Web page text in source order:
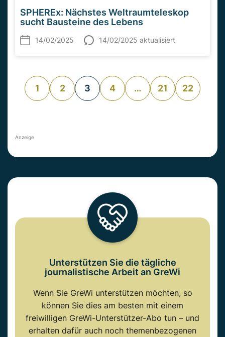
SPHEREx: Nächstes Weltraumteleskop
sucht Bausteine des Lebens
14/02/2025 14/02/2025 aktualisiert
1 2 3 4 … 21 22
Anzeige
Unterstützen Sie die tägliche
journalistische Arbeit an GreWi
Wenn Sie GreWi unterstützen möchten, so
können Sie dies am besten mit einem
freiwilligen GreWi-Unterstützer-Abo tun – und
erhalten dafür auch noch themenbezogenen